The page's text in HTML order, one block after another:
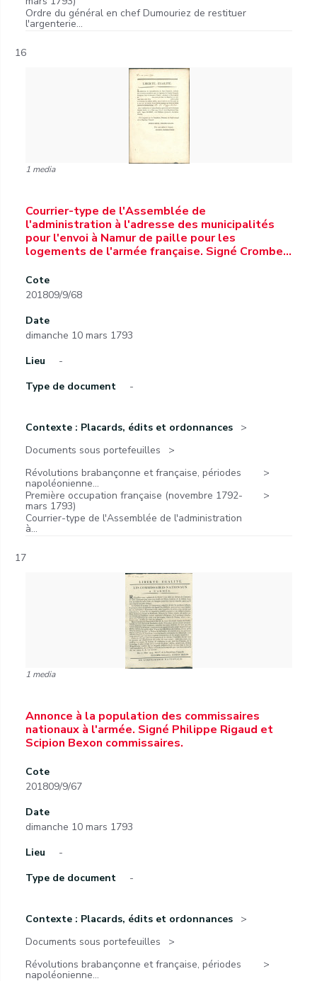
Ordre du général en chef Dumouriez de restituer
l'argenterie...
16
1 media
Courrier-type de l'Assemblée de
l'administration à l'adresse des municipalités
pour l'envoi à Namur de paille pour les
logements de l'armée française. Signé Crombe…
Cote
201809/9/68
Date
dimanche 10 mars 1793
Lieu
-
Type de document
-
Contexte : Placards, édits et ordonnances
Documents sous portefeuilles
Révolutions brabançonne et française, périodes
napoléonienne...
Première occupation française (novembre 1792-
mars 1793)
Courrier-type de l'Assemblée de l'administration
à...
17
1 media
Annonce à la population des commissaires
nationaux à l'armée. Signé Philippe Rigaud et
Scipion Bexon commissaires.
Cote
201809/9/67
Date
dimanche 10 mars 1793
Lieu
-
Type de document
-
Contexte : Placards, édits et ordonnances
Documents sous portefeuilles
Révolutions brabançonne et française, périodes
napoléonienne...